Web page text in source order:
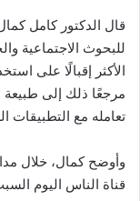
قال الدكتور كامل
الأكثر إقبالًا على
مرجعًا ذلك إلى طبيعة
تعامله مع التطبيقات
وأوضح كمال، خلال
قناة الناس اليوم